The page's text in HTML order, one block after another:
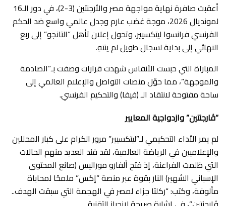
​أعقبت صافرة نهاية مواجهة مصر والأرجنتين (3-2)، في دور الـ16
لمونديال 2026، موجة غضب عارم وجدل عالمي واسع ضد الحكم
الفرنسي فرانسوا ليتكسيير، وتحول إعلان تأهل “التانجو” إلى ربع
النهائي إلى بداية لسجال طويل لم ينتهِ.
​المباراة التي حبست الأنفاس شهدت قرارات وصفت بـ”الصادمة
والموجهة”، مما حوّل منصات التواصل والإعلام العالمي إلى
ساحة مفتوحة لانتقاد الـ (فيفا) والتحكيم الفرنسي.
“ڤارجنتين” وازدواجية المعايير
​لم يمر الأداء التحكيمي لـ”ليتكسيير” مرور الكرام على كبار المحللين
والإعلاميين في الرياضة العالمية، لقد فند العديد منهم الحالات
التي ظلمت الفراعنة، إذ فتح ألفارو موراليس (صانع المحتوى
الإسباني الشهير) النار بقوة عبر منصة “إكس” ملمحًا لمحاباة
مألوفة، وكتب: “ركلتا جزاء لمصر في الهجمة التي سبقت الهدف..